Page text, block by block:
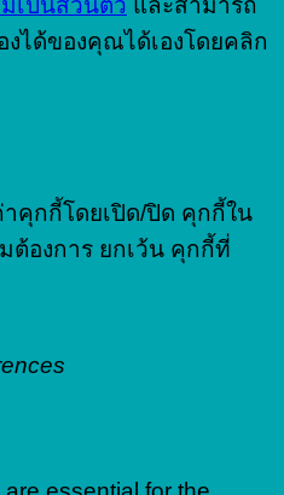
ได้ของคุณได้เองโดยคลิก
คุกกี้โดยเปิด/ปิด คุกกี้ใน
ต้องการ ยกเว้น คุกกี้ที่